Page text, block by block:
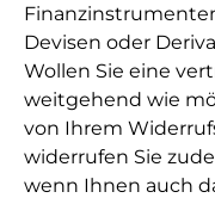
Devisen oder
Wollen Sie eine
weitgehend wie
von Ihrem
widerrufen Sie
wenn Ihnen auch